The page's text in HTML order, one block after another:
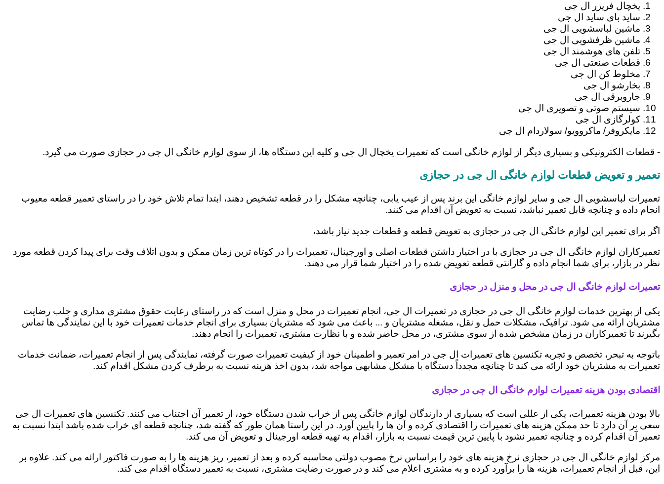
یخچال فریزر ال جی
ساید بای ساید ال جی
ماشین لباسشویی ال جی
ماشین ظرفشویی ال جی
تلفن های هوشمند ال جی
قطعات صنعتی ال جی
مخلوط کن ال جی
بخارشو ال جی
جاروبرقی ال جی
سیستم صوتی و تصویری ال جی
کولرگازی ال جی
مایکروفر/ ماکروویو/ سولاردام ال جی
- قطعات الکترونیکی و بسیاری دیگر از لوازم خانگی است که تعمیرات یخچال ال جی و کلیه این دستگاه ها، از سوی لوازم خانگی ال جی در حجازی صورت می گیرد.
تعمیر و تعویض قطعات لوازم خانگی ال جی در حجازی
تعمیرات لباسشویی ال جی و سایر لوازم خانگی این برند پس از عیب یابی، چنانچه مشکل را در قطعه تشخیص دهند، ابتدا تمام تلاش خود را در راستای تعمیر قطعه معیوب
انجام داده و چنانچه قابل تعمیر نباشد، نسبت به تعویض آن اقدام می کنند.
اگر برای تعمیر این لوازم خانگی ال جی در حجازی به تعویض قطعه و قطعات جدید نیاز باشد،
تعمیرکاران لوازم خانگی ال جی در حجازی با در اختیار داشتن قطعات اصلی و اورجینال، تعمیرات را در کوتاه ترین زمان ممکن و بدون اتلاف وقت برای پیدا کردن قطعه مورد
نظر در بازار، برای شما انجام داده و گارانتی قطعه تعویض شده را در اختیار شما قرار می دهند.
تعمیرات لوازم خانگی ال جی در محل و منزل در حجازی
یکی از بهترین خدمات لوازم خانگی ال جی در حجازی در تعمیرات ال جی، انجام تعمیرات در محل و منزل است که در راستای رعایت حقوق مشتری مداری و جلب رضایت
مشتریان ارائه می شود. ترافیک، مشکلات حمل و نقل، مشغله مشتریان و ... باعث می شود که مشتریان بسیاری برای انجام خدمات تعمیرات خود با این نمایندگی ها تماس
بگیرند تا تعمیرکاران در زمان مشخص شده از سوی مشتری، در محل حاضر شده و با نظارت مشتری، تعمیرات را انجام دهند.
باتوجه به تبحر، تخصص و تجربه تکنسین های تعمیرات ال جی در امر تعمیر و اطمینان خود از کیفیت تعمیرات صورت گرفته، نمایندگی پس از انجام تعمیرات، ضمانت خدمات
تعمیرات به مشتریان خود ارائه می کند تا چنانچه مجدداً دستگاه با مشکل مشابهی مواجه شد، بدون اخذ هزینه نسبت به برطرف کردن مشکل اقدام کند.
اقتصادی بودن هزینه تعمیرات لوازم خانگی ال جی در حجازی
بالا بودن هزینه تعمیرات، یکی از عللی است که بسیاری از دارندگان لوازم خانگی پس از خراب شدن دستگاه خود، از تعمیر آن اجتناب می کنند. تکنسین های تعمیرات ال جی
سعی بر آن دارد تا حد ممکن هزینه های تعمیرات را اقتصادی کرده و آن ها را پایین آورد. در این راستا همان طور که گفته شد، چنانچه قطعه ای خراب شده باشد ابتدا نسبت به
تعمیر آن اقدام کرده و چنانچه تعمیر نشود با پایین ترین قیمت نسبت به بازار، اقدام به تهیه قطعه اورجینال و تعویض آن می کند.
مرکز لوازم خانگی ال جی در حجازی نرخ هزینه های خود را براساس نرخ مصوب دولتی محاسبه کرده و بعد از تعمیر، ریز هزینه ها را به صورت فاکتور ارائه می کند. علاوه بر
این، قبل از انجام تعمیرات، هزینه ها را برآورد کرده و به مشتری اعلام می کند و در صورت رضایت مشتری، نسبت به تعمیر دستگاه اقدام می کند.